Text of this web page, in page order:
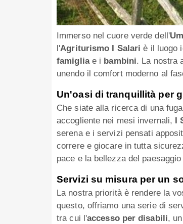
Immerso nel cuore verde dell'
l'Agriturismo I Salari è il luogo
famigliae i bambini. La nostra
unendo il comfort moderno al
Un'oasi di tranquillità per
Che siate alla ricerca di una
accogliente nei mesi invernali,
serena e i servizi pensati
correre e giocare in tutta
pace e la bellezza del
Servizi su misura per un
La nostra priorità è rendere la
questo, offriamo una serie di
tra cui l'accesso per disabili,